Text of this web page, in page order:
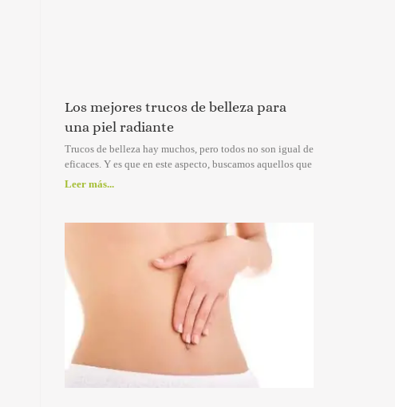
Los mejores trucos de belleza para
una piel radiante
Trucos de belleza hay muchos, pero todos no son igual de
eficaces. Y es que en este aspecto, buscamos aquellos que
Leer más...